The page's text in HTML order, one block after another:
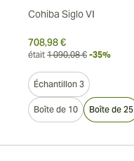
Cohiba Siglo VI
708,98 €
était 1 090,08 € -35%
Échantillon 3
Boîte de 10 Boîte de 25